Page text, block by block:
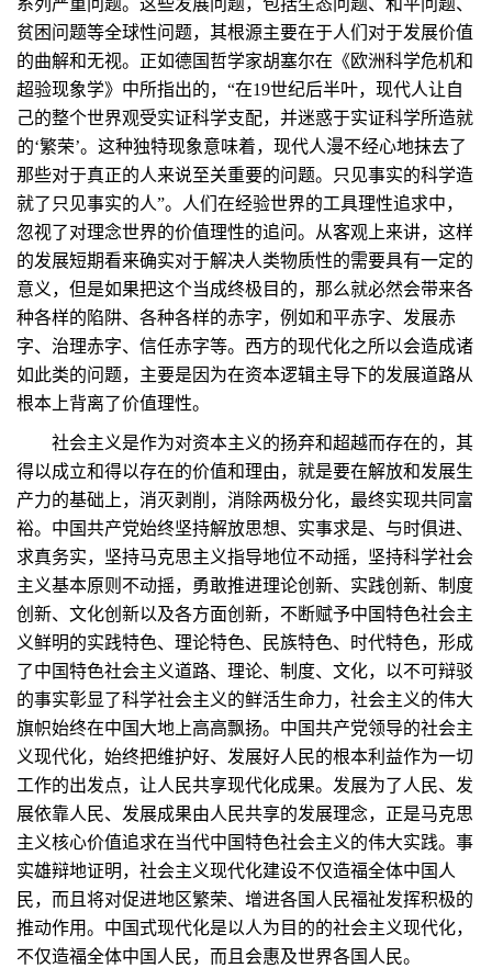
系列严重问题。这些发展问题，包括生态问题、和平问题、
贫困问题等全球性问题，其根源主要在于人们对于发展价值
的曲解和无视。正如德国哲学家胡塞尔在《欧洲科学危机和
超验现象学》中所指出的，“在19世纪后半叶，现代人让自
己的整个世界观受实证科学支配，并迷惑于实证科学所造就
的‘繁荣’。这种独特现象意味着，现代人漫不经心地抹去了
那些对于真正的人来说至关重要的问题。只见事实的科学造
就了只见事实的人”。人们在经验世界的工具理性追求中，
忽视了对理念世界的价值理性的追问。从客观上来讲，这样
的发展短期看来确实对于解决人类物质性的需要具有一定的
意义，但是如果把这个当成终极目的，那么就必然会带来各
种各样的陷阱、各种各样的赤字，例如和平赤字、发展赤
字、治理赤字、信任赤字等。西方的现代化之所以会造成诸
如此类的问题，主要是因为在资本逻辑主导下的发展道路从
根本上背离了价值理性。
社会主义是作为对资本主义的扬弃和超越而存在的，其
得以成立和得以存在的价值和理由，就是要在解放和发展生
产力的基础上，消灭剥削，消除两极分化，最终实现共同富
裕。中国共产党始终坚持解放思想、实事求是、与时俱进、
求真务实，坚持马克思主义指导地位不动摇，坚持科学社会
主义基本原则不动摇，勇敢推进理论创新、实践创新、制度
创新、文化创新以及各方面创新，不断赋予中国特色社会主
义鲜明的实践特色、理论特色、民族特色、时代特色，形成
了中国特色社会主义道路、理论、制度、文化，以不可辩驳
的事实彰显了科学社会主义的鲜活生命力，社会主义的伟大
旗帜始终在中国大地上高高飘扬。中国共产党领导的社会主
义现代化，始终把维护好、发展好人民的根本利益作为一切
工作的出发点，让人民共享现代化成果。发展为了人民、发
展依靠人民、发展成果由人民共享的发展理念，正是马克思
主义核心价值追求在当代中国特色社会主义的伟大实践。事
实雄辩地证明，社会主义现代化建设不仅造福全体中国人
民，而且将对促进地区繁荣、增进各国人民福祉发挥积极的
推动作用。中国式现代化是以人为目的的社会主义现代化，
不仅造福全体中国人民，而且会惠及世界各国人民。